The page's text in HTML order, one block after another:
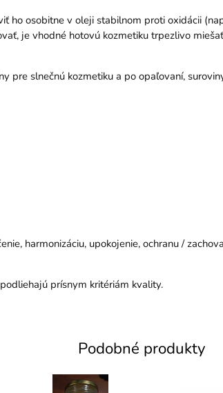
ho osobitne v oleji stabilnom proti oxidácii
je vhodné hotovú kozmetiku trpezlivo
pre slnečnú kozmetiku a po opaľovaní,
harmonizáciu, upokojenie, ochranu /
prísnym kritériám kvality.
Podobné produkty